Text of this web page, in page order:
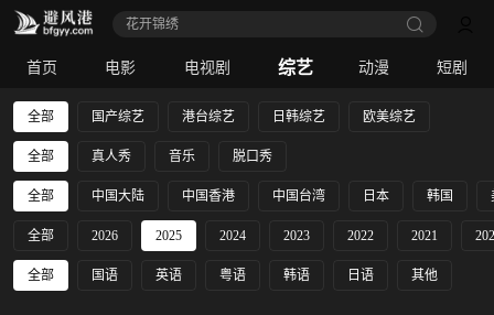
花开锦绣
首页 电影 电视剧 综艺 动漫 短剧
全部 国产综艺 港台综艺 日韩综艺 欧美综艺
全部 真人秀 音乐 脱口秀
全部 中国大陆 中国香港 中国台湾 日本 韩国
全部 2026 2025 2024 2023 2022 2021
全部 国语 英语 粤语 韩语 日语 其他